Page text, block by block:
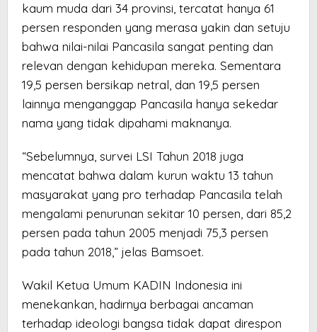
kaum muda dari 34 provinsi, tercatat hanya 61
persen responden yang merasa yakin dan setuju
bahwa nilai-nilai Pancasila sangat penting dan
relevan dengan kehidupan mereka. Sementara
19,5 persen bersikap netral, dan 19,5 persen
lainnya menganggap Pancasila hanya sekedar
nama yang tidak dipahami maknanya.
“Sebelumnya, survei LSI Tahun 2018 juga
mencatat bahwa dalam kurun waktu 13 tahun
masyarakat yang pro terhadap Pancasila telah
mengalami penurunan sekitar 10 persen, dari 85,2
persen pada tahun 2005 menjadi 75,3 persen
pada tahun 2018,” jelas Bamsoet.
Wakil Ketua Umum KADIN Indonesia ini
menekankan, hadirnya berbagai ancaman
terhadap ideologi bangsa tidak dapat direspon